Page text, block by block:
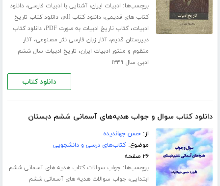
برچسب‌ها: ادبیات ایران،آشنایی با ادبیات فارسی،دانلود
کتاب های قدیمی،دانلود کتاب pdf ،دانلود کتاب تاریخ
ادبیات،کتاب تاریخ ادبیات به صورت PDF ،دانلود کتاب
دبیرستان قدیم،آثار زبان فارسی نثر مصنوعی،آثار
منظوم و منثور ادبیات ایران، تاریخ ادبیات سال ششم
ادبی سال ۱۳۴۹
دانلود کتاب
دانلود کتاب سوال و جواب هدیه‌های آسمانی ششم دبستان
از:حسن جهاندیده
موضوع:کتاب‌های درسی و دانشجویی
۲۶ صفحه
برچسب‌ها: جواب سوالات کتاب هدیه های آسمانی ششم
ابتدایی، جواب سوالات هدیه های آسمانی ششم